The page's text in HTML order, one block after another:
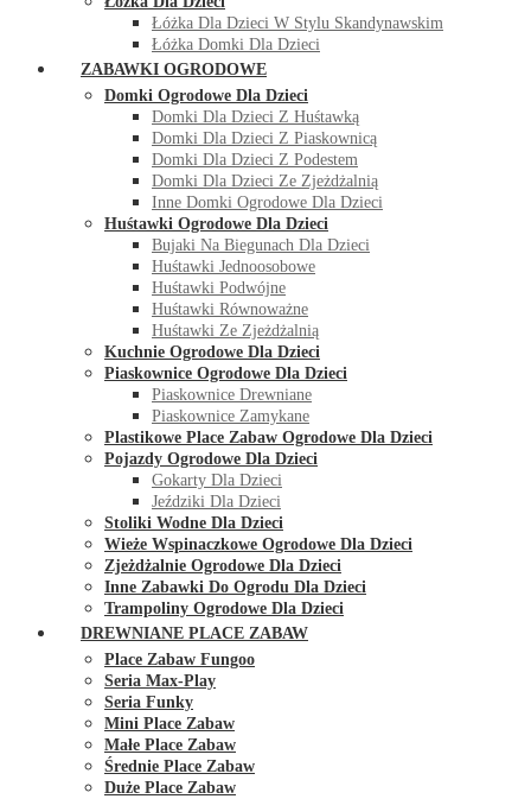
Łóżka Dla Dzieci W Stylu Skandynawskim
Łóżka Domki Dla Dzieci
ZABAWKI OGRODOWE
Domki Ogrodowe Dla Dzieci
Domki Dla Dzieci Z Huśtawką
Domki Dla Dzieci Z Piaskownicą
Domki Dla Dzieci Z Podestem
Domki Dla Dzieci Ze Zjeżdżalnią
Inne Domki Ogrodowe Dla Dzieci
Huśtawki Ogrodowe Dla Dzieci
Bujaki Na Biegunach Dla Dzieci
Huśtawki Jednoosobowe
Huśtawki Podwójne
Huśtawki Równoważne
Huśtawki Ze Zjeżdżalnią
Kuchnie Ogrodowe Dla Dzieci
Piaskownice Ogrodowe Dla Dzieci
Piaskownice Drewniane
Piaskownice Zamykane
Plastikowe Place Zabaw Ogrodowe Dla Dzieci
Pojazdy Ogrodowe Dla Dzieci
Gokarty Dla Dzieci
Jeździki Dla Dzieci
Stoliki Wodne Dla Dzieci
Wieże Wspinaczkowe Ogrodowe Dla Dzieci
Zjeżdżalnie Ogrodowe Dla Dzieci
Inne Zabawki Do Ogrodu Dla Dzieci
Trampoliny Ogrodowe Dla Dzieci
DREWNIANE PLACE ZABAW
Place Zabaw Fungoo
Seria Max-Play
Seria Funky
Mini Place Zabaw
Małe Place Zabaw
Średnie Place Zabaw
Duże Place Zabaw